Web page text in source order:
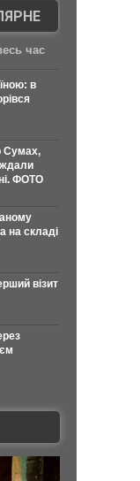
час
в
Сумах,
ФОТО
на складі
візит